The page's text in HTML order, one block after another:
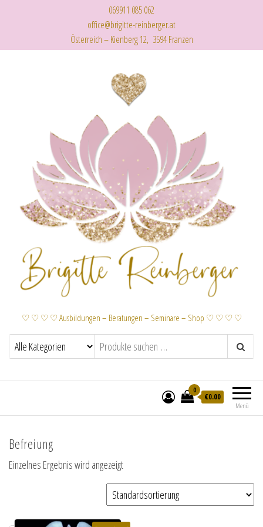
069911 085 062
office@brigitte-reinberger.at
Österreich – Kienberg 12, 3594 Franzen
♡ ♡ ♡ ♡ Ausbildungen – Beratungen – Seminare – Shop ♡ ♡ ♡ ♡
Menü
0
€0.00
Befreiung
Einzelnes Ergebnis wird angezeigt